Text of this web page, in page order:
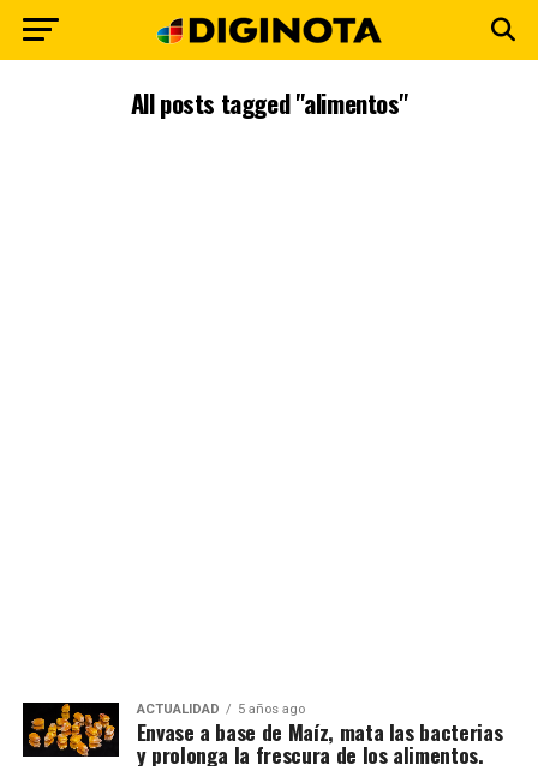
All posts tagged "alimentos"
ACTUALIDAD 5 años ago
Envase a base de Maíz, mata las bacterias
y prolonga la frescura de los alimentos.